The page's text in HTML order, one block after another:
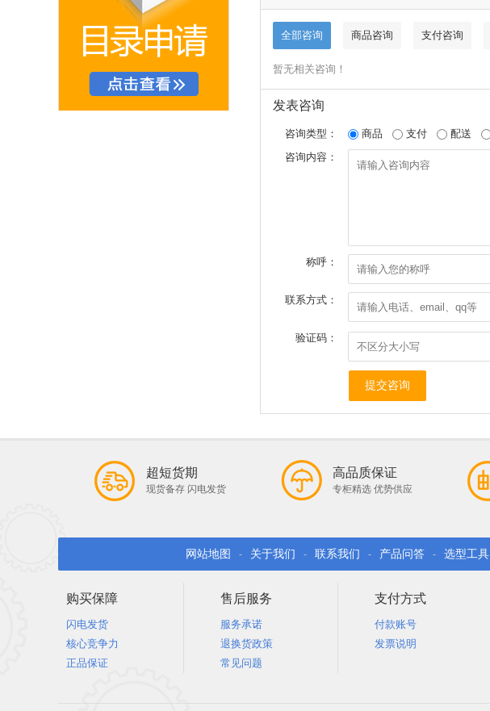
全部咨询 商品咨询 支付咨询
暂无相关咨询！
发表咨询
咨询类型： 商品 支付 配送
咨询内容：
称呼：
联系方式：
验证码：
提交咨询
超短货期
现货备存 闪电发货
高品质保证
专柜精选 优势供应
网站地图 - 关于我们 - 联系我们 - 产品问答 - 选型工具
购买保障
闪电发货
核心竞争力
正品保证
售后服务
服务承诺
退换货政策
常见问题
支付方式
付款账号
发票说明